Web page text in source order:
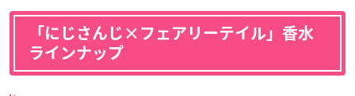
「にじさんじ×フェアリーテイル」香水
ラインナップ